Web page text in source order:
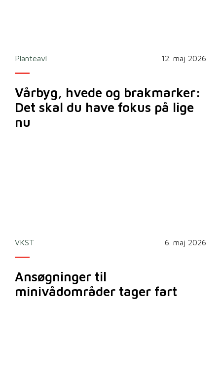
Planteavl 12. maj 2026
Vårbyg, hvede og brakmarker:
Det skal du have fokus på lige
nu
VKST 6. maj 2026
Ansøgninger til
minivådområder tager fart